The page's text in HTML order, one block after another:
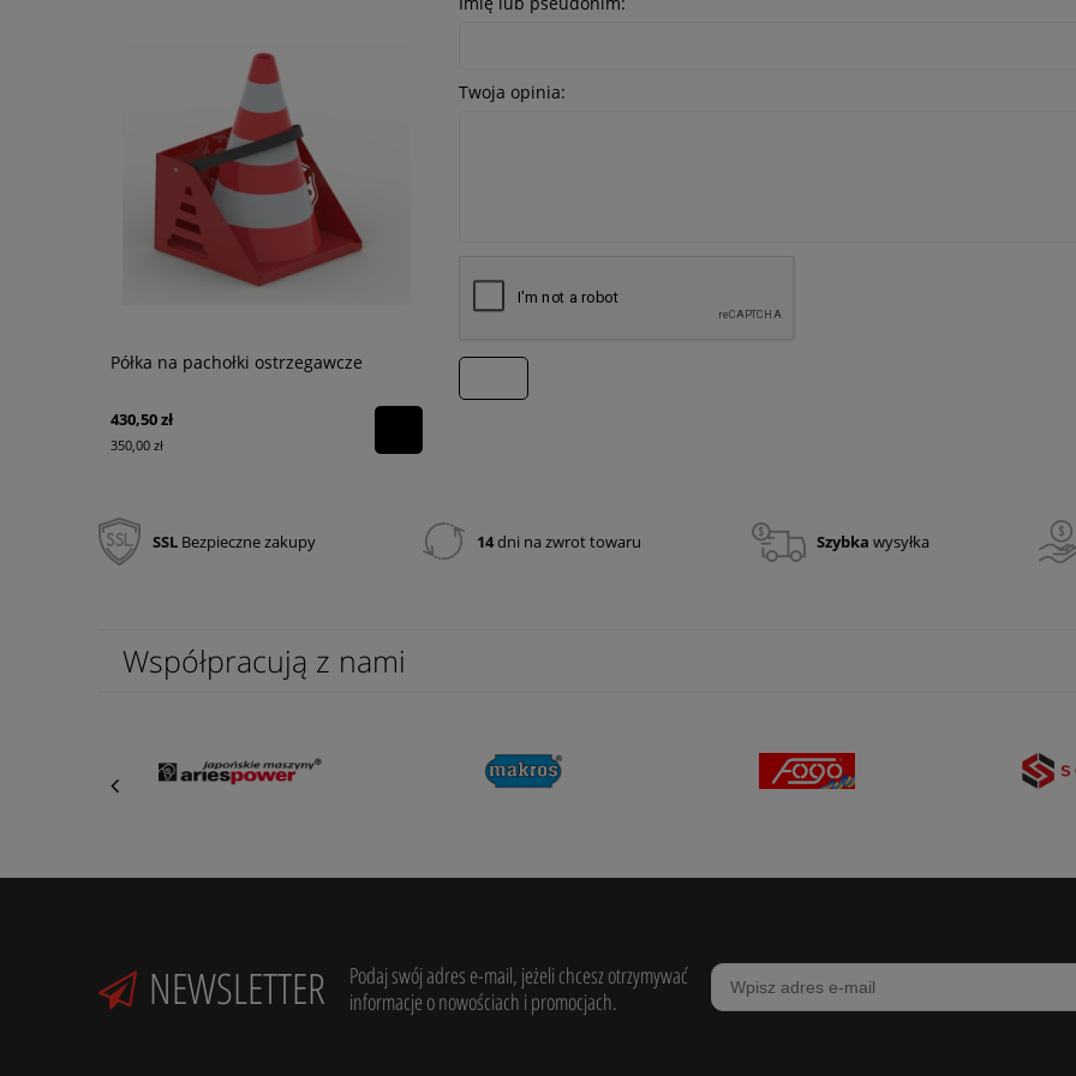
Półka na pachołki ostrzegawcze
430,50 zł
350,00 zł
Drabina nasadkowa MAKROS DN 4084
Twoja opinia:
SSL Bezpieczne zakupy 14dni na zwrot towaru Szybka wysyłka
Współpracują z nami
NEWSLETTER
Podaj swój adres e-mail, jeżeli chcesz otrzymywać
informacje o nowościach i promocjach.